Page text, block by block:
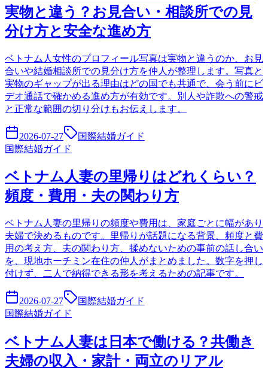
実物と違う？お見合い・相談所での見
分け方と安全な進め方
ベトナム人女性のプロフィール写真は実物と違うのか、お見
合いや結婚相談所での見分け方を仲人が整理します。写真と
実物のギャップが出る理由はどの国でも共通で、会う前にビ
デオ通話で確かめる進め方が有効です。別人や詐欺への警戒
と正常な範囲の切り分けもお伝えします。
2026-07-27
国際結婚ガイド
国際結婚ガイド
ベトナム人妻の里帰りはどれくらい？
頻度・費用・夫の関わり方
ベトナム人妻の里帰りの頻度や費用は、家庭ごとに幅があり
夫婦で決めるものです。里帰りが話題になる背景、頻度と費
用の考え方、夫の関わり方、揉めないための事前の話し合い
を、現地ホーチミン在住の仲人がまとめました。数字を押し
付けず、二人で納得できる形を考えるための記事です。
2026-07-27
国際結婚ガイド
国際結婚ガイド
ベトナム人妻は日本で働ける？共働き
夫婦の収入・家計・両立のリアル